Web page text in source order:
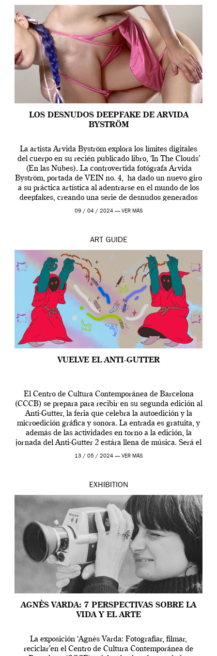
LOS DESNUDOS DEEPFAKE DE ARVIDA
BYSTRÖM
La artista Arvida Byström explora los límites digitales
del cuerpo en su recién publicado libro, ‘In The Clouds’
(En las Nubes). La controvertida fotógrafa Arvida
Byström, portada de VEIN no. 4, ha dado un nuevo giro
a su práctica artística al adentrarse en el mundo de los
deepfakes, creando una serie de desnudos generados
por […]
09 / 04 / 2024 — VER MÁS
ART GUIDE
VUELVE EL ANTI-GUTTER
El Centro de Cultura Contemporánea de Barcelona
(CCCB) se prepara para recibir en su segunda edición al
Anti-Gutter, la feria que celebra la autoedición y la
microedición gráfica y sonora. La entrada es gratuita, y
además de las actividades en torno a la edición, la
jornada del Anti-Gutter 2 estára llena de música. Será el
[…]
13 / 05 / 2024 — VER MÁS
EXHIBITION
AGNÈS VARDA: 7 PERSPECTIVAS SOBRE LA
VIDA Y EL ARTE
La exposición ‘Agnès Varda: Fotografiar, filmar,
reciclar’en el Centro de Cultura Contemporánea de